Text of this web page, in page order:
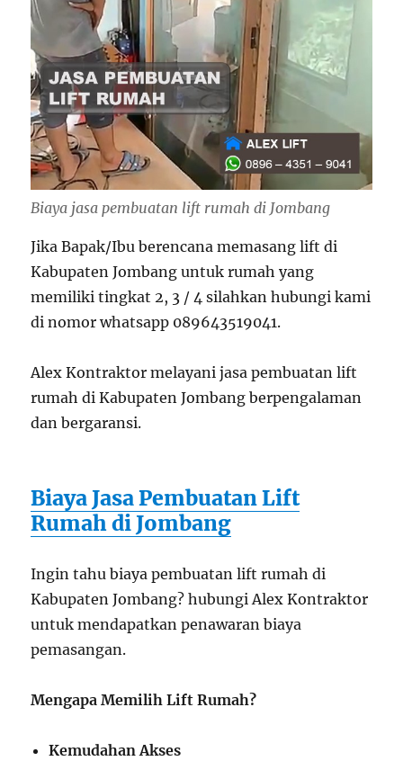
Biaya jasa pembuatan lift rumah di Jombang
Jika Bapak/Ibu berencana memasang lift di
Kabupaten Jombang untuk rumah yang
memiliki tingkat 2, 3 / 4 silahkan hubungi kami
di nomor whatsapp 089643519041.
Alex Kontraktor melayani jasa pembuatan lift
rumah di Kabupaten Jombang berpengalaman
dan bergaransi.
Biaya Jasa Pembuatan Lift
Rumah di Jombang
Ingin tahu biaya pembuatan lift rumah di
Kabupaten Jombang? hubungi Alex Kontraktor
untuk mendapatkan penawaran biaya
pemasangan.
Mengapa Memilih Lift Rumah?
Kemudahan Akses